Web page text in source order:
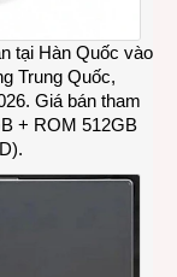
tại Hàn Quốc vào
Trung Quốc,
Giá bán tham
+ ROM 512GB